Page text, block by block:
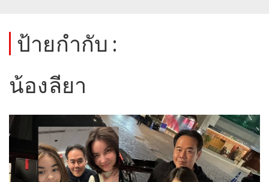
ป้ายกำกับ :
น้องลียา